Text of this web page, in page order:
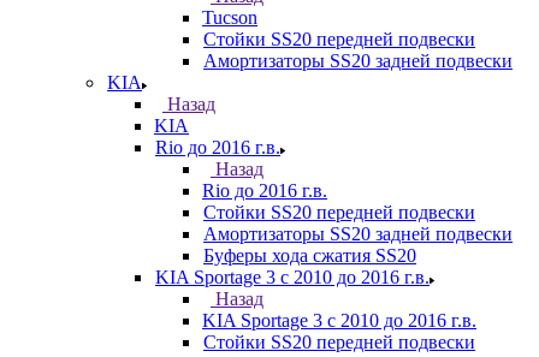
Tucson
Стойки SS20 передней подвески
Амортизаторы SS20 задней подвески
KIA
Назад
KIA
Rio до 2016 г.в.
Назад
Rio до 2016 г.в.
Стойки SS20 передней подвески
Амортизаторы SS20 задней подвески
Буферы хода сжатия SS20
KIA Sportage 3 с 2010 до 2016 г.в.
Назад
KIA Sportage 3 с 2010 до 2016 г.в.
Стойки SS20 передней подвески